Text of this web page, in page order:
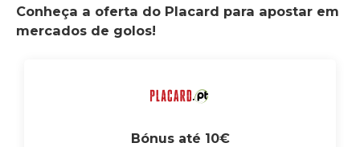
Conheça a oferta do Placard para apostar em
mercados de golos!
Bónus até 10€